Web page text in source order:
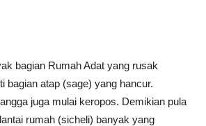
bagian Rumah Adat yang rusak
bagian atap (sage) yang hancur.
juga mulai keropos. Demikian pula
rumah (sicheli) banyak yang